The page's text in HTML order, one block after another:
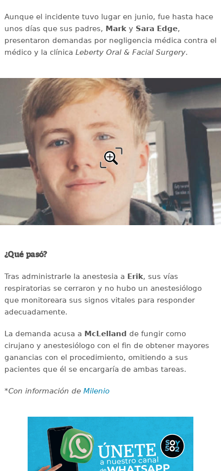
Aunque el incidente tuvo lugar en junio, fue hasta hace
unos días que sus padres, MarkySara Edge,
presentaron demandas por negligencia médica contra el
médico y la clínica Leberty Oral & Facial Surgery.
¿Qué pasó?
Tras administrarle la anestesia a Erik, sus vías
respiratorias se cerraron y no hubo un anestesiólogo
que monitoreara sus signos vitales para responder
adecuadamente.
La demanda acusa a McLelland de fungir como
cirujano y anestesiólogo con el fin de obtener mayores
ganancias con el procedimiento, omitiendo a sus
pacientes que él se encargaría de ambas tareas.
*Con información de Milenio